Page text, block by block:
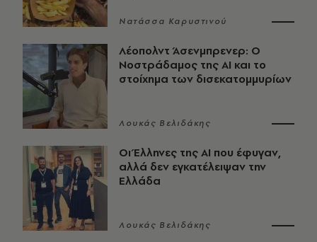
Νατάσσα Καρυστινού
Λέοπολντ Άσενμπρενερ: Ο
Νοστράδαμος της AI και το
στοίχημα των δισεκατομμυρίων
Λουκάς Βελιδάκης
Οι Έλληνες της ΑΙ που έφυγαν,
αλλά δεν εγκατέλειψαν την
Ελλάδα
Λουκάς Βελιδάκης